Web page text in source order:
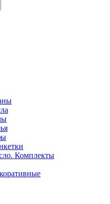
Комплекты